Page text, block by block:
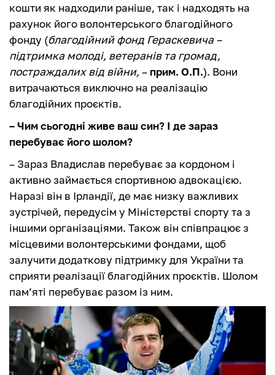
кошти як надходили раніше, так і надходять на
рахунок його волонтерського благодійного
фонду (благодійний фонд Гераскевича –
підтримка молоді, ветеранів та громад,
постраждалих від війни, – прим. О.П.). Вони
витрачаються виключно на реалізацію
благодійних проєктів.
– Чим сьогодні живе ваш син? І де зараз
перебуває його шолом?
– Зараз Владислав перебуває за кордоном і
активно займається спортивною адвокацією.
Наразі він в Ірландії, де має низку важливих
зустрічей, передусім у Міністерстві спорту та з
іншими організаціями. Також він співпрацює з
місцевими волонтерськими фондами, щоб
залучити додаткову підтримку для України та
сприяти реалізації благодійних проєктів. Шолом
пам’яті перебуває разом із ним.